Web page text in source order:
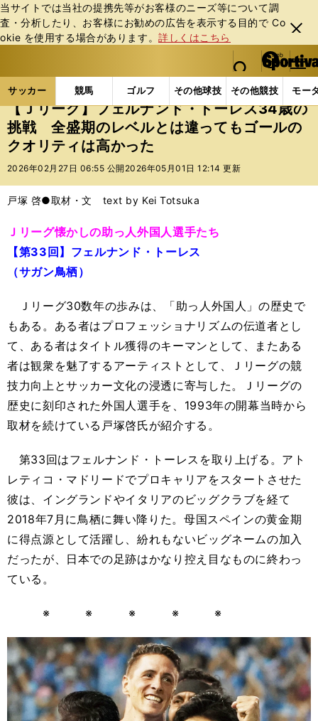
当サイトでは当社の提携先等がお客様のニーズ等について調
査・分析したり、お客様にお勧めの広告を表⽰する⽬的で Co
okie を使⽤する場合があります。詳しくはこちら
閉じ
る
web Sportiva (webスポルティーバ)
検索
マイペ
ー
ジ
メニュ
サッカー 競馬 ゴルフ その他球技 その他競技 モー
ス
ポ
ル
テ
ー
バ
サッカーの記事一覧 Jリーグ他 Jリーグ 【Ｊリ
【Ｊリーグ】フェルナンド・トーレス34歳の
挑戦 全盛期のレベルとは違ってもゴールの
クオリティは高かった
2026年02月27日 06:55 公開 2026年05月01日 12:14 更新
戸塚 啓●取材・文 text by Kei Totsuka
Ｊリーグ懐かしの助っ人外国人選手たち
【第33回】フェルナンド・トーレス
（サガン鳥栖）
Ｊリーグ30数年の歩みは、「助っ人外国人」の歴史で
もある。ある者はプロフェッショナリズムの伝道者とし
て、ある者はタイトル獲得のキーマンとして、またある
者は観衆を魅了するアーティストとして、Ｊリーグの競
技力向上とサッカー文化の浸透に寄与した。Ｊリーグの
歴史に刻印された外国人選手を、1993年の開幕当時から
取材を続けている戸塚啓氏が紹介する。
第33回はフェルナンド・トーレスを取り上げる。アト
レティコ・マドリードでプロキャリアをスタートさせた
彼は、イングランドやイタリアのビッグクラブを経て
2018年7月に鳥栖に舞い降りた。母国スペインの黄金期
に得点源として活躍し、紛れもないビッグネームの加入
だったが、日本での足跡はかなり控え目なものに終わっ
ている。
※ ※ ※ ※ ※